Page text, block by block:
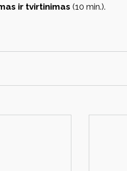
ir tvirtinimas (10 min.).